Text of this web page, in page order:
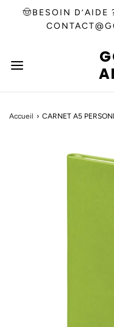
🤠BESOIN
Accueil › CARNET A5